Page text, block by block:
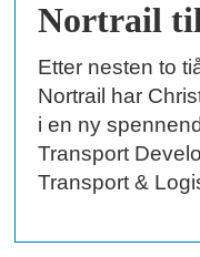
Nortrail
Etter nesten to
Nortrail har
i en ny
Transport
Transport &